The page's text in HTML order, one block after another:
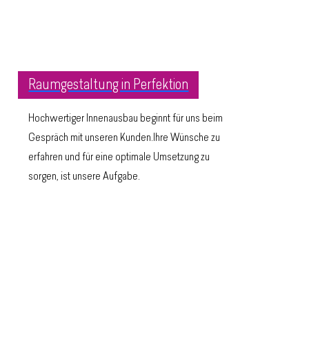
Raumgestaltung in Perfektion
Hochwertiger Innenausbau beginnt für uns beim
Gespräch mit unseren Kunden.Ihre Wünsche zu
erfahren und für eine optimale Umsetzung zu
sorgen, ist unsere Aufgabe.